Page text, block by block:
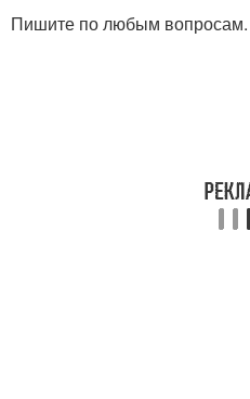
Пишите по любым вопросам.